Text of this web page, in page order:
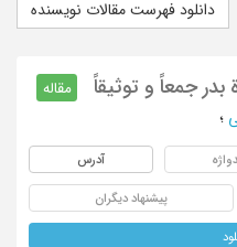
دانلود فهرست مقالات نویسنده
بدر جمعاً و توثیقاً
مقاله
؛
آدرس
پیشنهاد دیگران